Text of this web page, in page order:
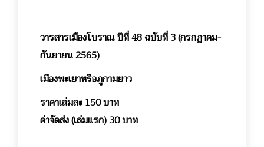
วารสารเมืองโบราณ ปีที่ 48 ฉบับที่ 3 (กรกฎาคม-
กันยายน 2565)
เมืองพะเยาหรือภูกามยาว
ราคาเล่มละ 150 บาท
ค่าจัดส่ง (เล่มแรก) 30 บาท